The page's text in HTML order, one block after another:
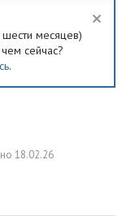
месяцев)
сейчас?
.
18.02.26